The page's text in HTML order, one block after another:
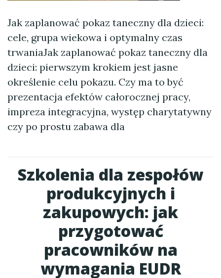
Jak zaplanować pokaz taneczny dla dzieci:
cele, grupa wiekowa i optymalny czas
trwaniaJak zaplanować pokaz taneczny dla
dzieci: pierwszym krokiem jest jasne
określenie celu pokazu. Czy ma to być
prezentacja efektów całorocznej pracy,
impreza integracyjna, występ charytatywny
czy po prostu zabawa dla
Szkolenia dla zespołów
produkcyjnych i
zakupowych: jak
przygotować
pracowników na
wymagania EUDR